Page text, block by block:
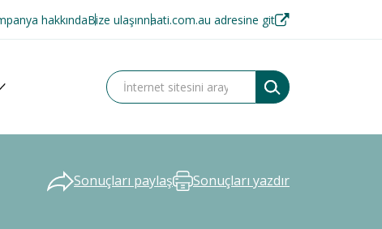
hakkındaBize ulaşınnaati.com.au adresine git
Sonuçları paylaş Sonuçları yazdır